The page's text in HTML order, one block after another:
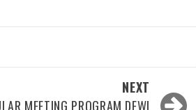
NEXT
MEETING PROGRAM DEWI